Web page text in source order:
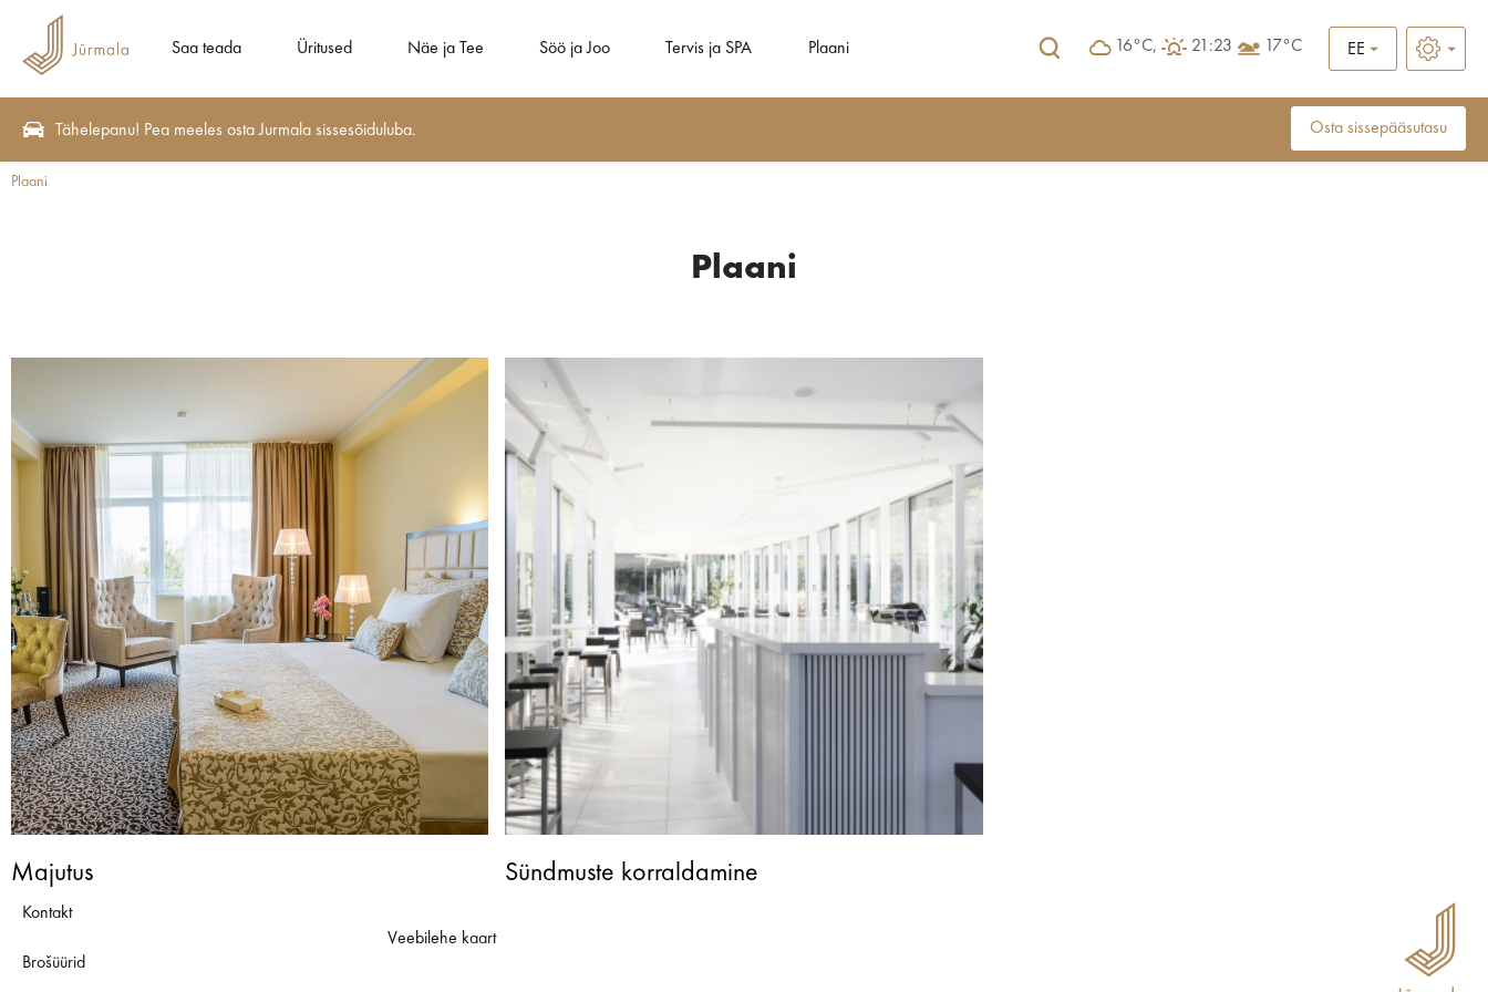
Saa teada Üritused Näe ja Tee Söö ja Joo Tervis ja SPA Plaani 16°C, 21:23 17°C EE
Tähelepanu! Pea meeles osta Jurmala sissesõiduluba. Osta sissepääsutasu
Plaani
Plaani
Majutus Sündmuste korraldamine
Kontakt
Brošüürid
Veebilehe kaart